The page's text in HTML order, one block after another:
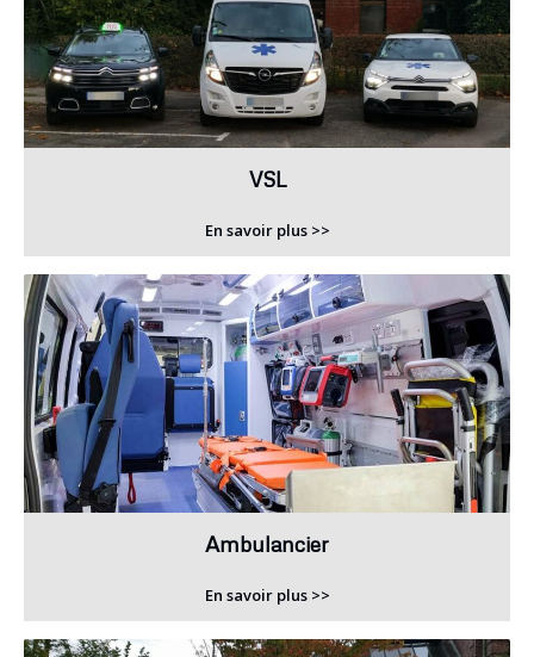
VSL
En savoir plus >>
Ambulancier
En savoir plus >>